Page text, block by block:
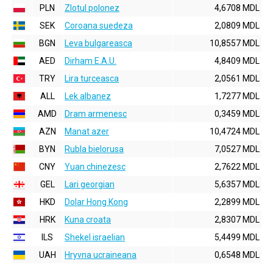
PLN
Zlotul polonez
4,6708 MDL
SEK
Coroana suedeza
2,0809 MDL
BGN
Leva bulgareasca
10,8557 MDL
AED
Dirham E.A.U.
4,8409 MDL
TRY
Lira turceasca
2,0561 MDL
ALL
Lek albanez
1,7277 MDL
AMD
Dram armenesc
0,3459 MDL
AZN
Manat azer
10,4724 MDL
BYN
Rubla bielorusa
7,0527 MDL
CNY
Yuan chinezesc
2,7622 MDL
GEL
Lari georgian
5,6357 MDL
HKD
Dolar Hong Kong
2,2899 MDL
HRK
Kuna croata
2,8307 MDL
ILS
Shekel israelian
5,4499 MDL
UAH
Hryvna ucraineana
0,6548 MDL